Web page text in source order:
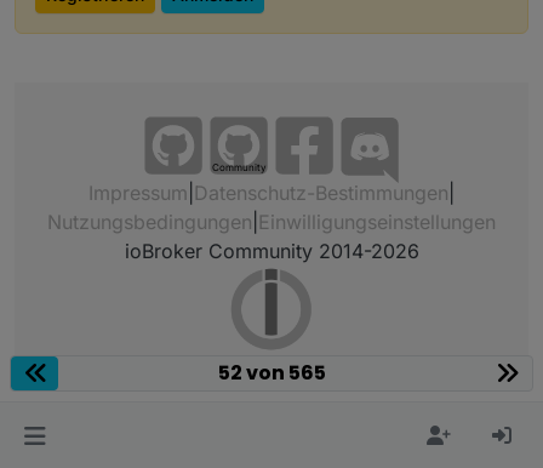
Community
Impressum Datenschutz-Bestimmungen
Nutzungsbedingungen Einwilligungseinstellungen
ioBroker Community 2014-2026
52 von 565